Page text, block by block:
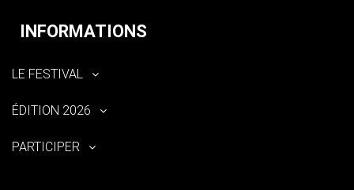
INFORMATIONS
LE FESTIVAL
ÉDITION 2026
PARTICIPER